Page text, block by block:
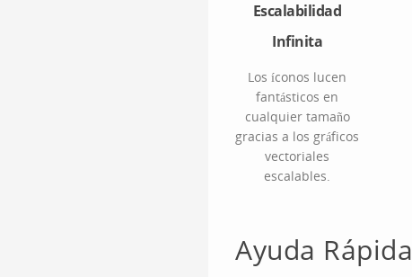
Escalabilidad
Infinita
Los íconos lucen
fantásticos en
cualquier tamaño
gracias a los gráficos
vectoriales
escalables.
Ayuda Rápida